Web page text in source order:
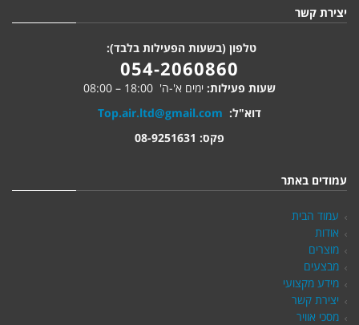
יצירת קשר
טלפון (בשעות הפעילות בלבד):
054-2060860
שעות פעילות: ימים א'-ה' 18:00 – 08:00
דוא"ל: Top.air.ltd@gmail.com
פקס: 08-9251631
עמודים באתר
עמוד הבית
אודות
מוצרים
מבצעים
מידע מקצועי
יצירת קשר
מסכי אוויר